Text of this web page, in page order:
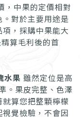
，中果的定價相對
對於主要用途是
項，採購中果能大
算毛利後的首
水果 雖然定位是高
。果皮完整、色澤
算您把整顆檸檬
覺檢驗，不會因